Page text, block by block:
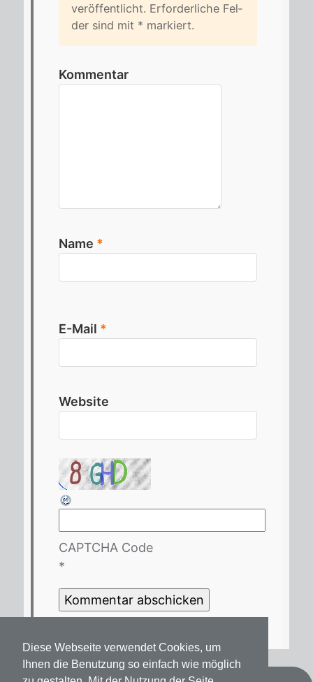
Diese Webseite verwendet Cookies, um
Ihnen die Benutzung so einfach wie möglich
ver­öf­fent­licht. Er­for­der­li­che Fel­
der sind mit * mar­kiert.
Kommentar
Name *
E-Mail *
Website
CAPTCHA Code
*